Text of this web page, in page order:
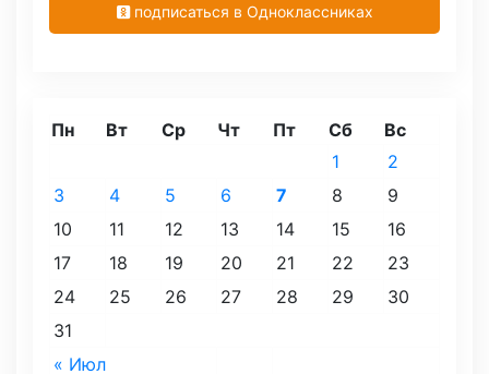
подписаться в Одноклассниках
Пн Вт Ср Чт Пт Сб Вс
« Июл
1
2
3
4 5 6 7 8
9
10
11 12 13 14 15
16
17
18 19 20 21 22
23
24
25 26 27 28 29
30
31